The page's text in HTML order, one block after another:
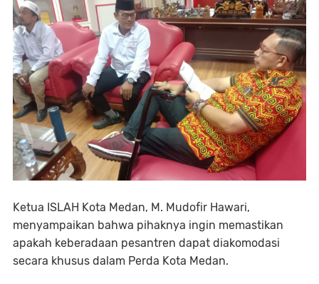
Ketua ISLAH Kota Medan, M. Mudofir Hawari,
menyampaikan bahwa pihaknya ingin memastikan
apakah keberadaan pesantren dapat diakomodasi
secara khusus dalam Perda Kota Medan.